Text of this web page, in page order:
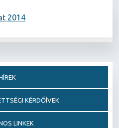
2014
KÉRDŐÍVEK
LINKEK